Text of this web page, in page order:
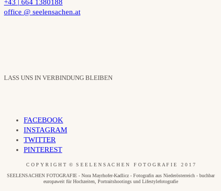
+43 | 664 1380188
office @ seelensachen.at
LASS UNS IN VERBINDUNG BLEIBEN
FACEBOOK
INSTAGRAM
TWITTER
PINTEREST
C O P Y R I G H T © S E E L E N S A C H E N F O T O G R A F I E 2 0 1 7
SEELENSACHEN FOTOGRAFIE - Nora Mayrhofer-Kadlicz - Fotografin aus Niederösterreich - buchbar
europaweit für Hochzeiten, Portraitshootings und Lifestylefotografie